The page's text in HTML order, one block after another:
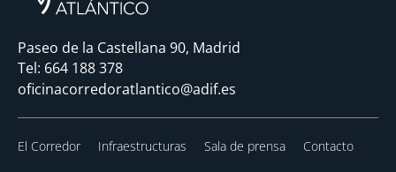
Paseo de la Castellana 90, Madrid
Tel: 664 188 378
oficinacorredoratlantico@adif.es
El Corredor Infraestructuras Sala de prensa Contacto